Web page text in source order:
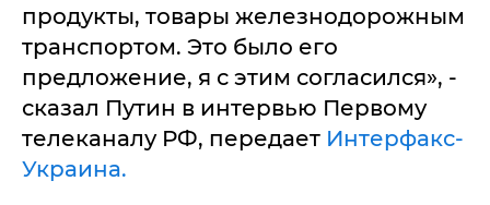
продукты, товары железнодорожным
транспортом. Это было его
предложение, я с этим согласился», -
сказал Путин в интервью Первому
телеканалу РФ, передает Интерфакс-
Украина.